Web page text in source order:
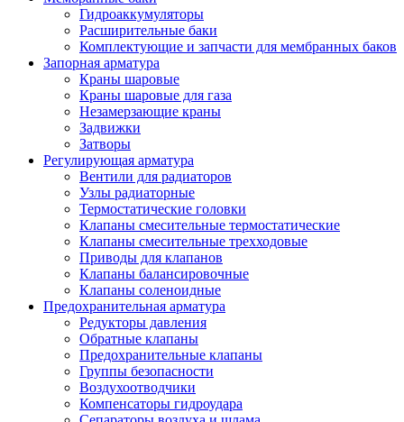
Гидроаккумуляторы
Расширительные баки
Комплектующие и запчасти для мембранных баков
Запорная арматура
Краны шаровые
Краны шаровые для газа
Незамерзающие краны
Задвижки
Затворы
Регулирующая арматура
Вентили для радиаторов
Узлы радиаторные
Термостатические головки
Клапаны смесительные термостатические
Клапаны смесительные трехходовые
Приводы для клапанов
Клапаны балансировочные
Клапаны соленоидные
Предохранительная арматура
Редукторы давления
Обратные клапаны
Предохранительные клапаны
Группы безопасности
Воздухоотводчики
Компенсаторы гидроудара